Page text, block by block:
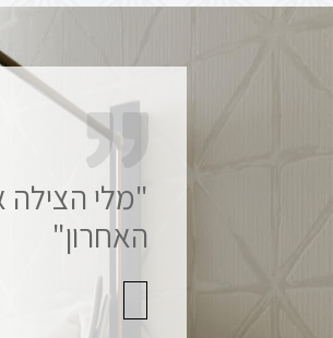
"מלי הצילה
האחרון"
"מלווה
ופרט"